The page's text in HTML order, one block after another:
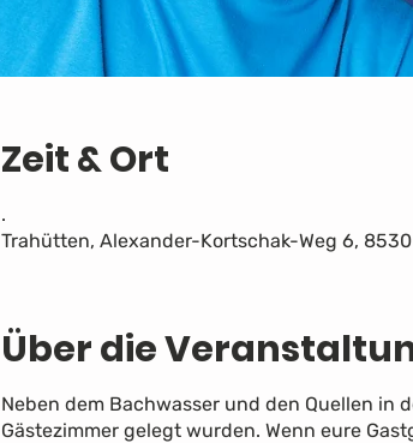
Zeit & Ort
.
Trahütten, Alexander-Kortschak-Weg 6,
Über die
Neben dem Bachwasser und den Quellen in
Gästezimmer gelegt wurden. Wenn eure